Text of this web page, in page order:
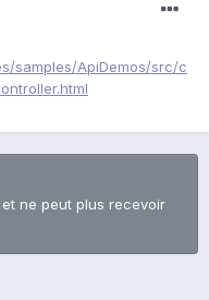
samples/ApiDemos/src/c
ne peut plus recevoir